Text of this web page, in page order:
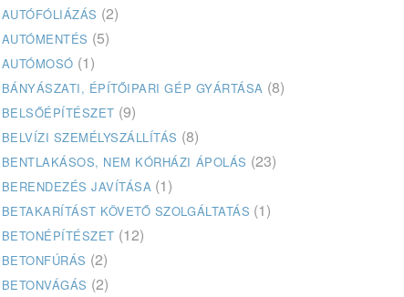
AUTÓFÓLIÁZÁS (2)
AUTÓMENTÉS (5)
AUTÓMOSÓ (1)
BÁNYÁSZATI, ÉPÍTŐIPARI GÉP GYÁRTÁSA (8)
BELSŐÉPÍTÉSZET (9)
BELVÍZI SZEMÉLYSZÁLLÍTÁS (8)
BENTLAKÁSOS, NEM KÓRHÁZI ÁPOLÁS (23)
BERENDEZÉS JAVÍTÁSA (1)
BETAKARÍTÁST KÖVETŐ SZOLGÁLTATÁS (1)
BETONÉPÍTÉSZET (12)
BETONFÚRÁS (2)
BETONVÁGÁS (2)